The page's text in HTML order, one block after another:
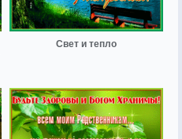
Свет и тепло